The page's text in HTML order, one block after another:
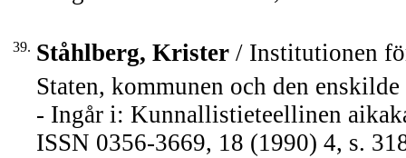
39. Ståhlberg, Krister / Institutionen
Staten, kommunen och den
- Ingår i: Kunnallistieteellinen
ISSN 0356-3669, 18 (1990) 4, s.